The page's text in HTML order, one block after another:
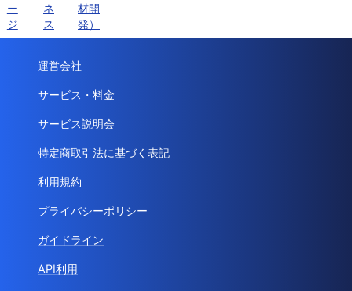
ー
ジ
ネ
ス
材開
発）
運営会社
サービス・料金
サービス説明会
特定商取引法に基づく表記
利用規約
プライバシーポリシー
ガイドライン
API利用